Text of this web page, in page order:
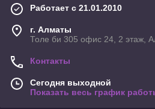
Работает с 21.01.2010
г. Алматы
Толе би 305 офис 24, 2 этаж,
Контакты
Сегодня выходной
Показать весь график